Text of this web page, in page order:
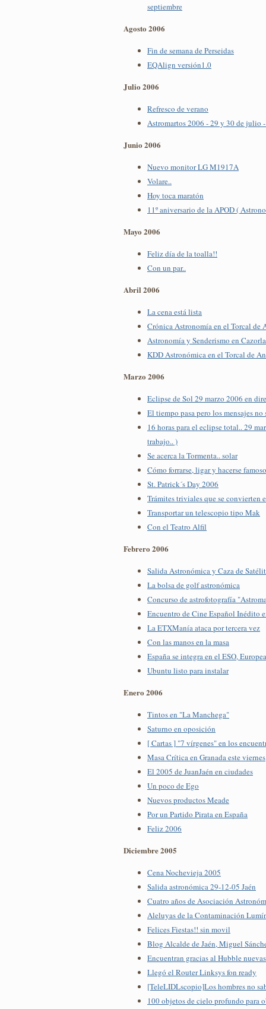
septiembre
Agosto 2006
Fin de semana de Perseidas
EQAlign versión1.0
Julio 2006
Refresco de verano
Astromartos 2006 - 29 y 30 de julio
Junio 2006
Nuevo monitor LG M1917A
Volare..
Hoy toca maratón
11º aniversario de la APOD (
Mayo 2006
Feliz día de la toalla!!
Con un par..
Abril 2006
La cena está lista
Crónica Astronomía en el Torcal de
Astronomía y Senderismo en Cazorla
KDD Astronómica en el Torcal de
Marzo 2006
Eclipse de Sol 29 marzo 2006 en
El tiempo pasa pero los mensajes no
16 horas para el eclipse total.. 29
trabajo.. )
Se acerca la Tormenta.. solar
Cómo forrarse, ligar y hacerse
St. Patrick´s Day 2006
Trámites triviales que se convierten
Transportar un telescopio tipo Mak
Con el Teatro Alfil
Febrero 2006
Salida Astronómica y Caza de
La bolsa de golf astronómica
Concurso de astrofotografía
Encuentro de Cine Español Inédito
La ETXManía ataca por tercera vez
Con las manos en la masa
España se integra en el ESO,
Ubuntu listo para instalar
Enero 2006
Tintos en "La Manchega"
Saturno en oposición
[ Cartas ] "7 vírgenes" en los
Masa Crítica en Granada este viernes
El 2005 de JuanJaén en ciudades
Un poco de Ego
Nuevos productos Meade
Por un Partido Pirata en España
Feliz 2006
Diciembre 2005
Cena Nochevieja 2005
Salida astronómica 29-12-05 Jaén
Cuatro años de Asociación
Aleluyas de la Contaminación
Felices Fiestas!! sin movil
Blog Alcalde de Jaén, Miguel
Encuentran gracias al Hubble
Llegó el Router Linksys fon ready
[TeleLIDLscopio]Los hombres no
100 objetos de cielo profundo para